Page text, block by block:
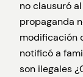
no clausuró
propaganda
modificación
notificó a
son ilegales